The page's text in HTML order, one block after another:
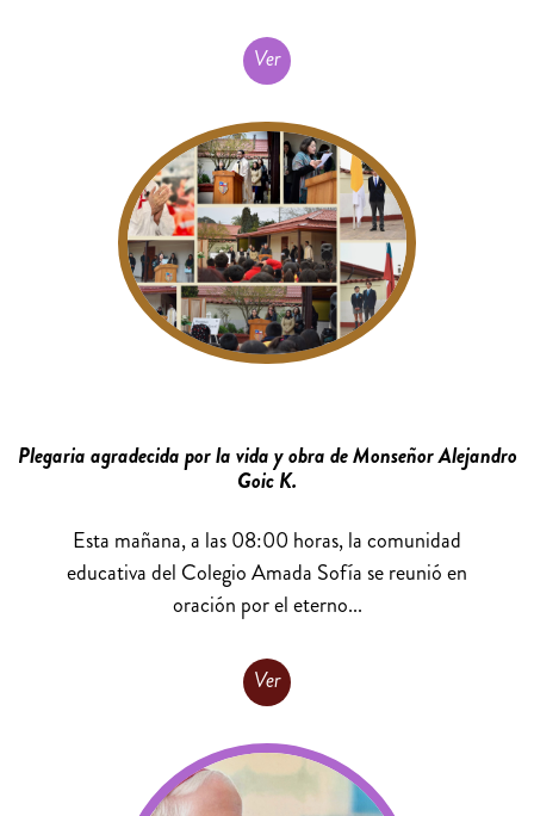
Ver
Plegaria agradecida por la vida y obra de Monseñor Alejandro
Goic K.
Esta mañana, a las 08:00 horas, la comunidad
educativa del Colegio Amada Sofía se reunió en
oración por el eterno...
Ver